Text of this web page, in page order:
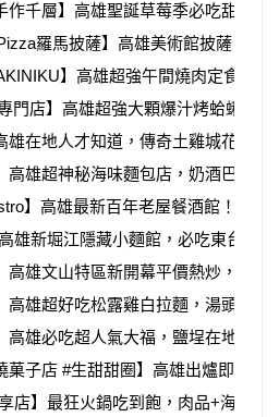
作千層】高雄聖誕草莓季必吃甜點店
Pizza羅馬披薩】高雄美術館披薩！菜
】高雄超強午間燒肉定食！菜
門店】高雄超強大顆爆汁烤蛤蜊，
雄在地人才知道，傳奇土雞城花園餐
高雄超神秘海味麵包店，奶酒巴斯
】高雄最新百年老屋餐酒館！菜單
高雄新堀江隱藏小麵館，必吃東台魚
高雄文山特區新開幕平價熱炒，必
高雄超好吃松露雞白拉麵，湯頭喝完
高雄必吃超人氣大福，鹽埕在地老店
菓子店 #生甜甜圈】高雄出爐即秒殺
享店】最狂火鍋吃到飽，肉品+海鮮